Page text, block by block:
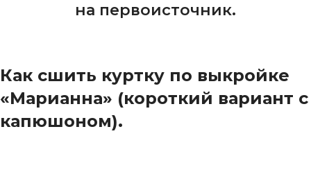
на первоисточник.
Как сшить куртку по выкройке
«Марианна» (короткий вариант с
капюшоном).